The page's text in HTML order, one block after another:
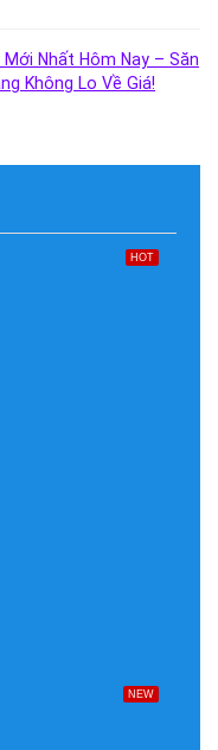
Mới Nhất Hôm Nay – Săn
Không Lo Về Giá!
HOT
NEW